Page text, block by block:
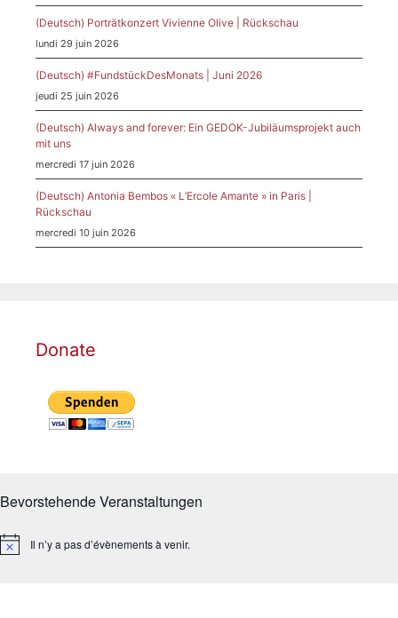
(Deutsch) Porträtkonzert Vivienne Olive | Rückschau
lundi 29 juin 2026
(Deutsch) #FundstückDesMonats | Juni 2026
jeudi 25 juin 2026
(Deutsch) Always and forever: Ein GEDOK-Jubiläumsprojekt auch
mit uns
mercredi 17 juin 2026
(Deutsch) Antonia Bembos « L’Ercole Amante » in Paris |
Rückschau
mercredi 10 juin 2026
Donate
Bevorstehende Veranstaltungen
N
Il n’y a pas d’évènements à venir.